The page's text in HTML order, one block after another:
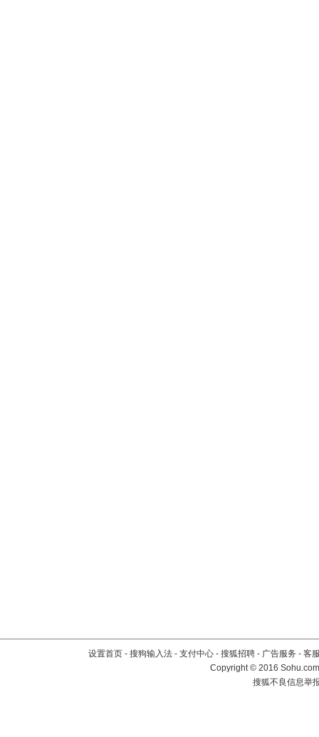
设置首页 - 搜狗输入法 - 支付中心 - 搜狐招聘 - 广告服务 - 客
Copyright©2016
搜狐不良信息举